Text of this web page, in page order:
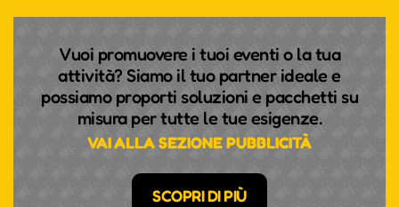
Vuoi promuovere i tuoi eventi o la tua
attività? Siamo il tuo partner ideale e
possiamo proporti soluzioni e pacchetti su
misura per tutte le tue esigenze.
VAI ALLA SEZIONE PUBBLICITÀ
SCOPRI DI PIÙ